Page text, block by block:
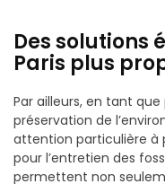
Des solutions
Paris plus
Par ailleurs, en tant
préservation de
attention particulière à
pour l’entretien des
permettent non